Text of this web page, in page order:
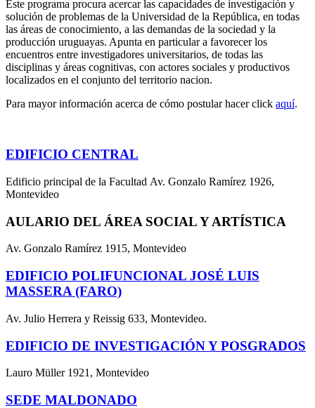
Este programa procura acercar las capacidades de investigación y
solución de problemas de la Universidad de la República, en todas
las áreas de conocimiento, a las demandas de la sociedad y la
producción uruguayas. Apunta en particular a favorecer los
encuentros entre investigadores universitarios, de todas las
disciplinas y áreas cognitivas, con actores sociales y productivos
localizados en el conjunto del territorio nacion.
Para mayor información acerca de cómo postular hacer click aquí.
EDIFICIO CENTRAL
Edificio principal de la Facultad Av. Gonzalo Ramírez 1926,
Montevideo
AULARIO DEL ÁREA SOCIAL Y ARTÍSTICA
Av. Gonzalo Ramírez 1915, Montevideo
EDIFICIO POLIFUNCIONAL JOSÉ LUIS
MASSERA (FARO)
Av. Julio Herrera y Reissig 633, Montevideo.
EDIFICIO DE INVESTIGACIÓN Y POSGRADOS
Lauro Müller 1921, Montevideo
SEDE MALDONADO